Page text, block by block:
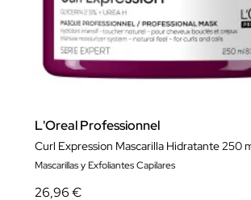
L'Oreal Professionnel
Curl Expression Mascarilla Hidratante 250
Mascarillas y Exfoliantes Capilares
26,96 €